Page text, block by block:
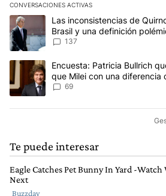
CONVERSACIONES ACTIVAS
Este listado muestra los artículos con
Un artículo de tendencia con el título
Las inconsistencias de
Brasil y una definición
concepto antiguo"
137
Un artículo de tendencia con el título
Encuesta: Patricia Bullrich
que Milei con una diferencia
negativa
69